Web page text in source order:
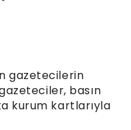
gazetecilerin
basın
kurum kartlarıyla